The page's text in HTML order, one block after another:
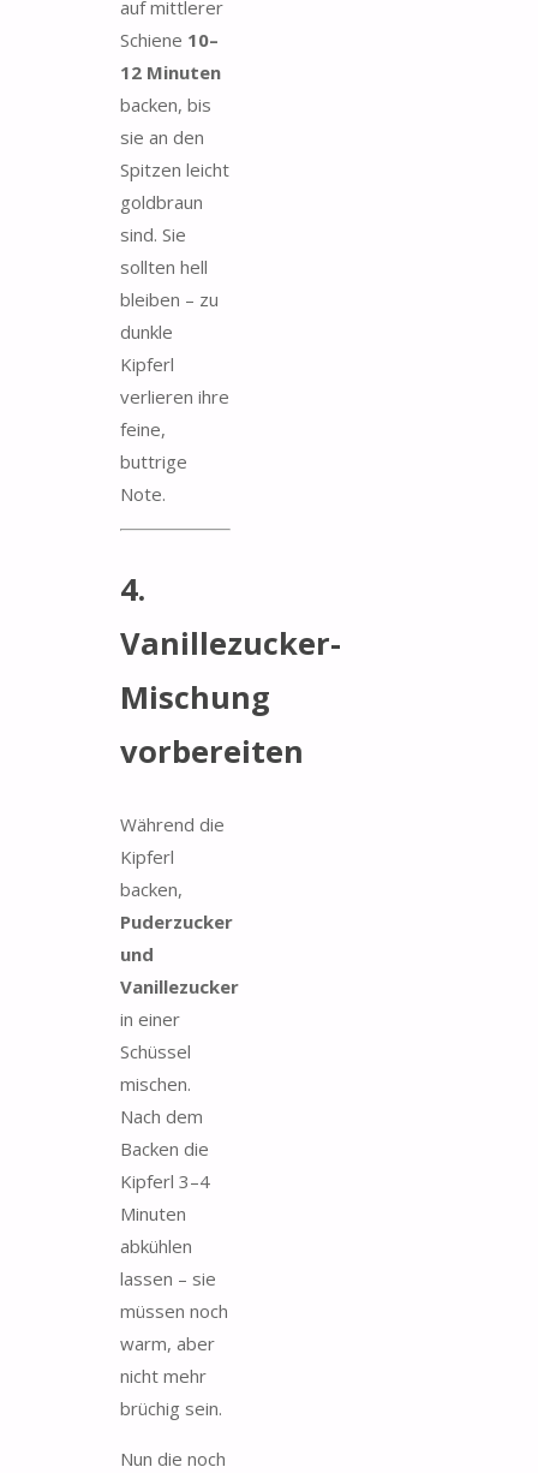
auf mittlerer
Schiene 10–
12 Minuten
backen, bis
sie an den
Spitzen leicht
goldbraun
sind. Sie
sollten hell
bleiben – zu
dunkle
Kipferl
verlieren ihre
feine,
buttrige
Note.
4.
Vanillezucker-
Mischung
vorbereiten
Während die
Kipferl
backen,
Puderzucker
und
Vanillezucker
in einer
Schüssel
mischen.
Nach dem
Backen die
Kipferl 3–4
Minuten
abkühlen
lassen – sie
müssen noch
warm, aber
nicht mehr
brüchig sein.
Nun die noch